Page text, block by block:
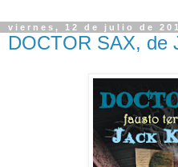
viernes, 12 de julio de
DOCTOR SAX, de